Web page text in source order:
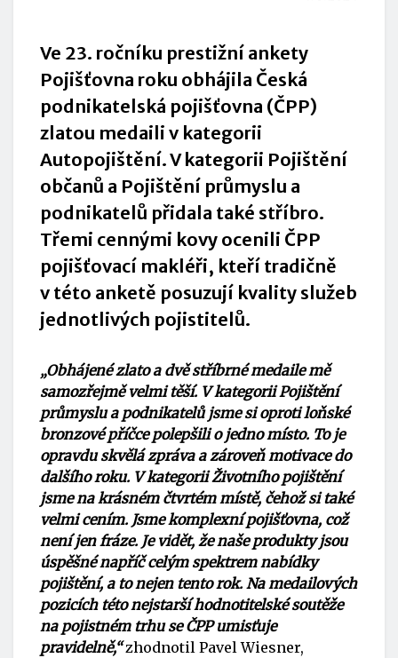
Ve 23. ročníku prestižní ankety
Pojišťovna roku obhájila Česká
podnikatelská pojišťovna (ČPP)
zlatou medaili v kategorii
Autopojištění. V kategorii Pojištění
občanů a Pojištění průmyslu a
podnikatelů přidala také stříbro.
Třemi cennými kovy ocenili ČPP
pojišťovací makléři, kteří tradičně
v této anketě posuzují kvality služeb
jednotlivých pojistitelů.
„Obhájené zlato a dvě stříbrné medaile mě
samozřejmě velmi těší. V kategorii Pojištění
průmyslu a podnikatelů jsme si oproti loňské
bronzové příčce polepšili o jedno místo. To je
opravdu skvělá zpráva a zároveň motivace do
dalšího roku. V kategorii Životního pojištění
jsme na krásném čtvrtém místě, čehož si také
velmi cením. Jsme komplexní pojišťovna, což
není jen fráze. Je vidět, že naše produkty jsou
úspěšné napříč celým spektrem nabídky
pojištění, a to nejen tento rok. Na medailových
pozicích této nejstarší hodnotitelské soutěže
na pojistném trhu se ČPP umisťuje
pravidelně,“ zhodnotil Pavel Wiesner,